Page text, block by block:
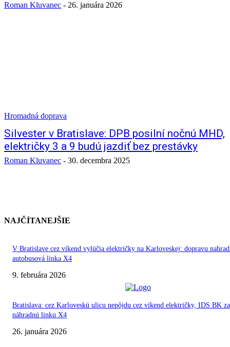
Roman Kluvanec - 26. januára 2026
Hromadná doprava
Silvester v Bratislave: DPB posilní nočnú MHD,
električky 3 a 9 budú jazdiť bez prestávky
Roman Kluvanec - 30. decembra 2025
NAJČÍTANEJŠIE
V Bratislave cez víkend vylúčia električky na Karloveskej: dopravu
autobusová linka X4
9. februára 2026
Bratislava: cez Karloveskú ulicu nepôjdu cez víkend električky, IDS BK
náhradnú linku X4
26. januára 2026